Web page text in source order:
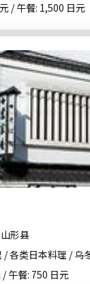
/ 午餐: 1,500 日元
形县
/ 各类日本料理 / 乌
午餐: 750 日元